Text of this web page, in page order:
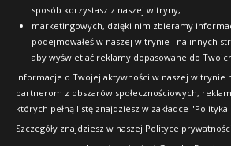
sposób korzystasz z naszej witryny,
marketingowych, dzięki nim zbieramy
podejmowałeś w naszej witrynie i na innych
aby wyświetlać reklamy dopasowane do
Informacje o Twojej aktywności w naszej witrynie
partnerom z obszarów społecznościowych,
których pełną listę znajdziesz w zakładce
Szczegóły znajdziesz w naszej Polityce prywatności